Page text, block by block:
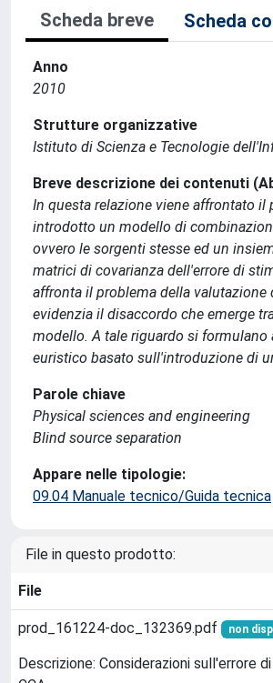
Scheda breve Scheda
Anno
2010
Strutture organizzative
Istituto di Scienza e Tecnologie
Breve descrizione dei contenuti
In questa relazione viene affrontato
introdotto un modello di
ovvero le sorgenti stesse ed un
matrici di covarianza dell'errore di
affronta il problema della
evidenzia il disaccordo che emerge
modello. A tale riguardo si
euristico basato sull'introduzione di
Parole chiave
Physical sciences and engineering
Blind source separation
Appare nelle tipologie:
09.04 Manuale tecnico/Guida tecnica
File in questo prodotto:
File
prod_161224-doc_132369.pdf non
Descrizione: Considerazioni sull'errore